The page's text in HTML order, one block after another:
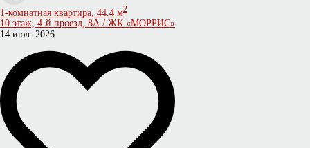
1-комнатная квартира, 44.4 м2
10 этаж, 4-й проезд, 8А / ЖК «МОРРИС»
14 июл. 2026